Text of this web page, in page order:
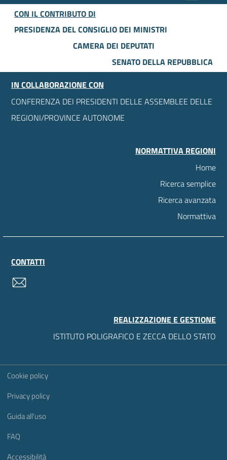
CON IL CONTRIBUTO DI
PRESIDENZA DEL CONSIGLIO DEI MINISTRI
CAMERA DEI DEPUTATI
SENATO DELLA REPUBBLICA
IN COLLABORAZIONE CON
CONFERENZA DEI PRESIDENTI DELLE ASSEMBLEE DELLE
REGIONI/PROVINCE AUTONOME
NORMATTIVA REGIONI
Home
Ricerca semplice
Ricerca avanzata
Normattiva
CONTATTI
REALIZZAZIONE E GESTIONE
ISTITUTO POLIGRAFICO E ZECCA DELLO STATO
Sezione Link Utili
Cookie policy
Privacy policy
Guida all'uso
FAQ
Accessibilità